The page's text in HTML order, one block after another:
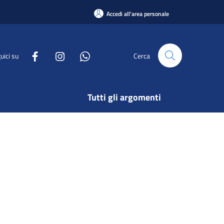
Accedi all'area personale
su Cerca
Tutti gli argomenti